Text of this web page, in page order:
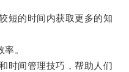
的时间内获取更多的知
。
间管理技巧，帮助人们